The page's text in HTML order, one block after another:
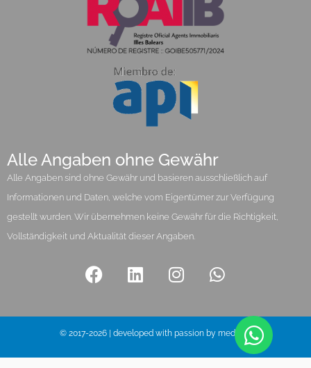
Alle Angaben ohne Gewähr
Alle Angaben sind ohne Gewähr und basieren ausschließlich auf
Informationen und Daten, welche vom Eigentümer zur Verfügung
gestellt wurden. Wir übernehmen keine Gewähr für die Richtigkeit,
Vollständigkeit und Aktualität dieser Angaben.
© 2017-2026 | developed with passion by media pi